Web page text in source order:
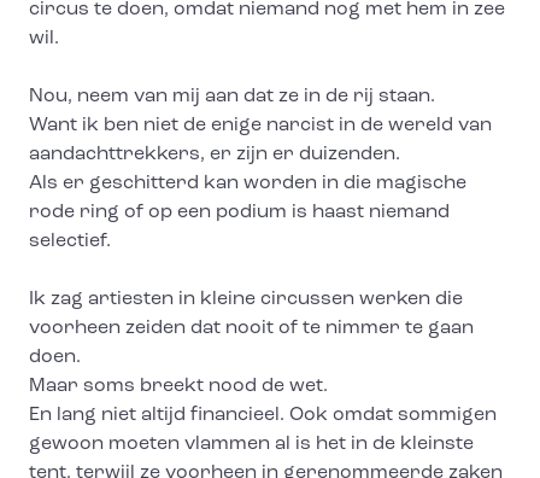
circus te doen, omdat niemand nog met hem in zee
wil.
Nou, neem van mij aan dat ze in de rij staan.
Want ik ben niet de enige narcist in de wereld van
aandachttrekkers, er zijn er duizenden.
Als er geschitterd kan worden in die magische
rode ring of op een podium is haast niemand
selectief.
Ik zag artiesten in kleine circussen werken die
voorheen zeiden dat nooit of te nimmer te gaan
doen.
Maar soms breekt nood de wet.
En lang niet altijd financieel. Ook omdat sommigen
gewoon moeten vlammen al is het in de kleinste
tent, terwijl ze voorheen in gerenommeerde zaken